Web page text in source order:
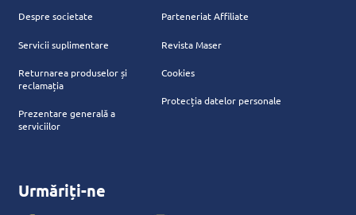
Despre societate
Servicii suplimentare
Returnarea produselor și
reclamația
Prezentare generală a
serviciilor
Parteneriat Affiliate
Revista Maser
Cookies
Protecția datelor personale
Urmăriți-ne